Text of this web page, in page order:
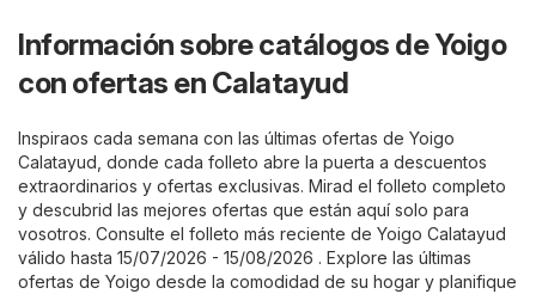
Información sobre catálogos de Yoigo
con ofertas en Calatayud
Inspiraos cada semana con las últimas ofertas de Yoigo
Calatayud, donde cada folleto abre la puerta a descuentos
extraordinarios y ofertas exclusivas. Mirad el folleto completo
y descubrid las mejores ofertas que están aquí solo para
vosotros. Consulte el folleto más reciente de Yoigo Calatayud
válido hasta 15/07/2026 - 15/08/2026 . Explore las últimas
ofertas de Yoigo desde la comodidad de su hogar y planifique